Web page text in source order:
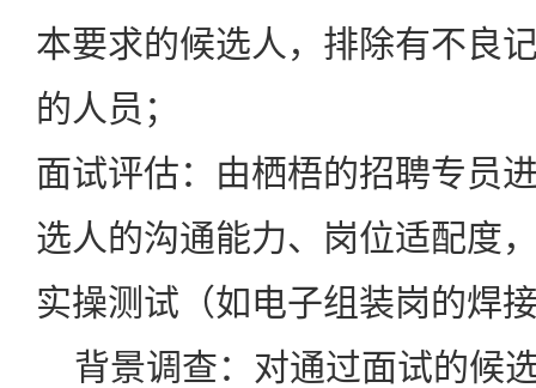
本要求的候选人，排除有不良
的人员；
面试评估：由栖梧的招聘专员
选人的沟通能力、岗位适配度
实操测试（如电子组装岗的焊
背景调查：对通过面试的候